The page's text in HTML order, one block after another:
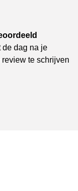
de dag na je
te schrijven